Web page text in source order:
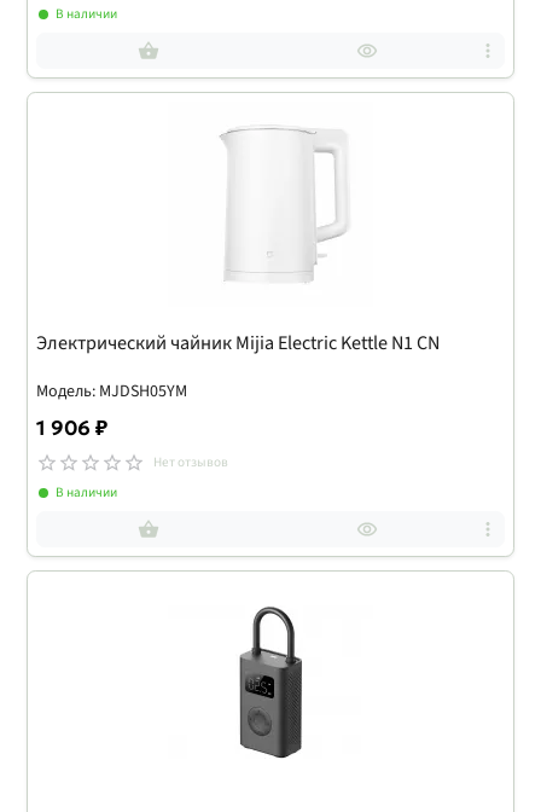
В наличии
Электрический чайник Mijia Electric Kettle N1 CN
Модель: MJDSH05YM
1 906 ₽
Нет отзывов
В наличии